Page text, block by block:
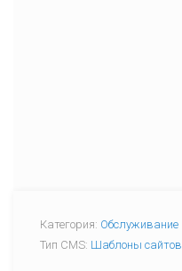
Категория: Обслуживание
Тип CMS: Шаблоны сайтов